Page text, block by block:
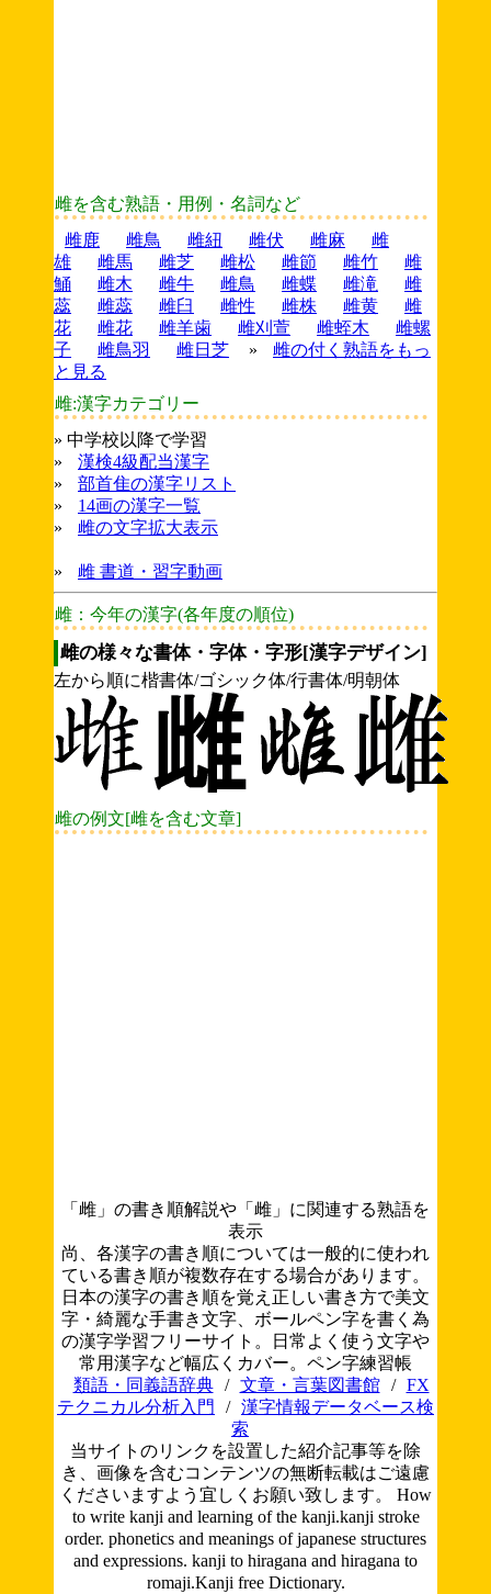
雌を含む熟語・用例・名詞など
雌鹿
雌鳥 雌紐 雌伏 雌麻
雌
雄
雌馬 雌芝 雌松 雌節 雌竹
雌
鯒
雌木 雌牛 雌鳥 雌蝶 雌滝
雌
蕊
雌蕊 雌臼 雌性 雌株 雌黄
雌
花
雌花 雌羊歯 雌刈萱 雌蛭木
雌螺
子
雌鳥羽 雌日芝 »
雌の付く熟語をもっ
と見る
雌:漢字カテゴリー
» 中学校以降で学習
»
漢検4級配当漢字
»
部首隹の漢字リスト
»
14画の漢字一覧
»
雌の文字拡大表示
» 雌 書道・習字動画
雌：今年の漢字(各年度の順位)
雌の様々な書体・字体・字形[漢字デザイン]
左から順に楷書体/ゴシック体/行書体/明朝体
雌の例文[雌を含む文章]
「雌」の書き順解説や「雌」に関連する熟語を
表示
尚、各漢字の書き順については一般的に使われ
ている書き順が複数存在する場合があります。
日本の漢字の書き順を覚え正しい書き方で美文
字・綺麗な手書き文字、ボールペン字を書く為
の漢字学習フリーサイト。日常よく使う文字や
常用漢字など幅広くカバー。ペン字練習帳
類語・同義語辞典
/ 文章・言葉図書館 /
FX
テクニカル分析入門
/ 漢字情報データベース検
索
当サイトのリンクを設置した紹介記事等を除
き、画像を含むコンテンツの無断転載はご遠慮
くださいますよう宜しくお願い致します。 How
to write kanji and learning of the kanji.kanji stroke
order. phonetics and meanings of japanese structures
and expressions. kanji to hiragana and hiragana to
romaji.Kanji free Dictionary.